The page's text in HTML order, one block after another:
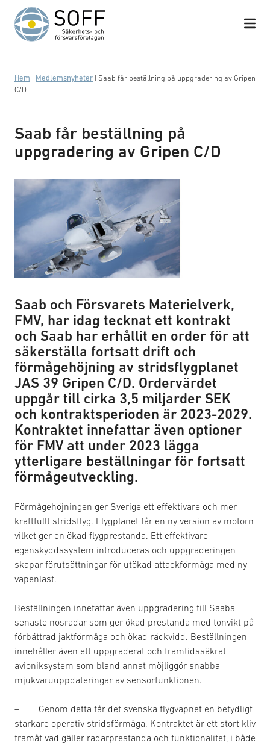
Hoppa till innehåll
Hem Medlemsnyheter
Saab får beställning på uppgradering av Gripen
C/D
Saab får beställning på
uppgradering av Gripen C/D
Saab och Försvarets Materielverk,
FMV, har idag tecknat ett kontrakt
och Saab har erhållit en order för att
säkerställa fortsatt drift och
förmågehöjning av stridsflygplanet
JAS 39 Gripen C/D. Ordervärdet
uppgår till cirka 3,5 miljarder SEK
och kontraktsperioden är 2023-2029.
Kontraktet innefattar även optioner
för FMV att under 2023 lägga
ytterligare beställningar för fortsatt
förmågeutveckling.
Förmågehöjningen ger Sverige ett effektivare och mer
kraftfullt stridsflyg. Flygplanet får en ny version av motorn
vilket ger en ökad flygprestanda. Ett effektivare
egenskyddssystem introduceras och uppgraderingen
skapar förutsättningar för utökad attackförmåga med ny
vapenlast.
Beställningen innefattar även uppgradering till Saabs
senaste nosradar som ger ökad prestanda med tonvikt på
förbättrad jaktförmåga och ökad räckvidd. Beställningen
innehåller även ett uppgraderat och framtidssäkrat
avioniksystem som bland annat möjliggör snabba
mjukvaruuppdateringar av sensorfunktionen.
– Genom detta får det svenska flygvapnet en betydligt
starkare operativ stridsförmåga. Kontraktet är ett stort kliv
framåt vad gäller radarprestanda och funktionalitet, i både